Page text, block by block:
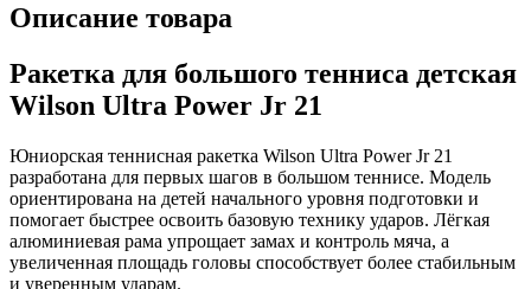
Описание товара
Ракетка для большого тенниса детская
Wilson Ultra Power Jr 21
Юниорская теннисная ракетка Wilson Ultra Power Jr 21
разработана для первых шагов в большом теннисе. Модель
ориентирована на детей начального уровня подготовки и
помогает быстрее освоить базовую технику ударов. Лёгкая
алюминиевая рама упрощает замах и контроль мяча, а
увеличенная площадь головы способствует более стабильным
и уверенным ударам.